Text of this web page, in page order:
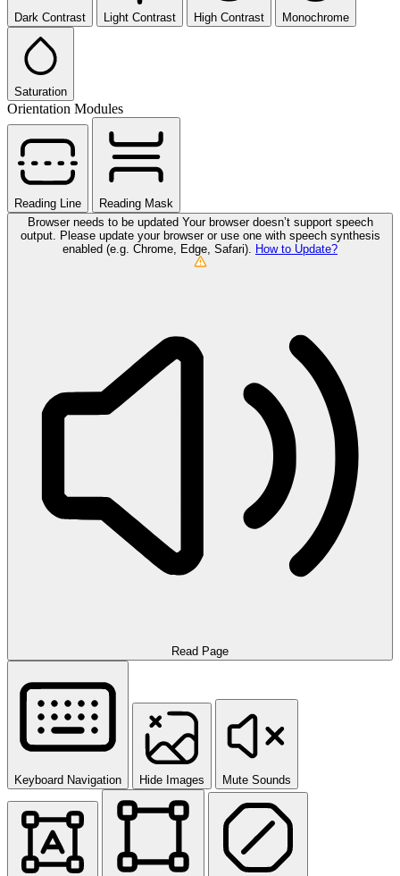
Dark Contrast Light Contrast High Contrast Monochrome
Saturation
Orientation Modules
Reading Line
Reading Mask
Browser needs to be updated Your browser doesn’t support speech
output. Please update your browser or use one with speech synthesis
enabled (e.g. Chrome, Edge, Safari). How to Update?
Read Page
Keyboard Navigation Hide Images Mute Sounds